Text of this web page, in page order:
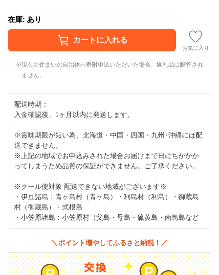
在庫: あり
お気に入り
現在お住まいの自治体へ寄附申込いただいた場合、返礼品は贈答され
ません。
配送時期：
入金確認後、1ヶ月以内に発送します。
※賞味期限が短い為、北海道・中国・四国・九州･沖縄には配
送できません。
※上記の地域でお申込みされた場合お届けまで日にちがかか
ってしまうため品質の保証ができません。ご了承ください。
※クール便対象 配送できない地域がございます※
・伊豆諸島：青ヶ島村（青ヶ島）・利島村（利島）・御蔵島
村（御蔵島）・式根島
・小笠原諸島：小笠原村（父島・母島・硫黄島・南鳥島など
＼ポイント増やしてふるさと納税！／